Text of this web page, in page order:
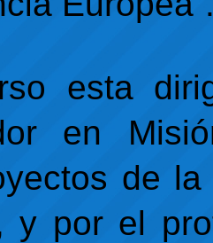
esta
en
de
y por el